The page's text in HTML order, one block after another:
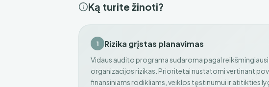
Ką turite žinoti?
1 Rizika grįstas planavimas
Vidaus audito programa sudaroma pagal
organizacijos rizikas. Prioritetai nustatomi vertinant
finansiniams rodikliams, veiklos tęstinumui ir atitikties